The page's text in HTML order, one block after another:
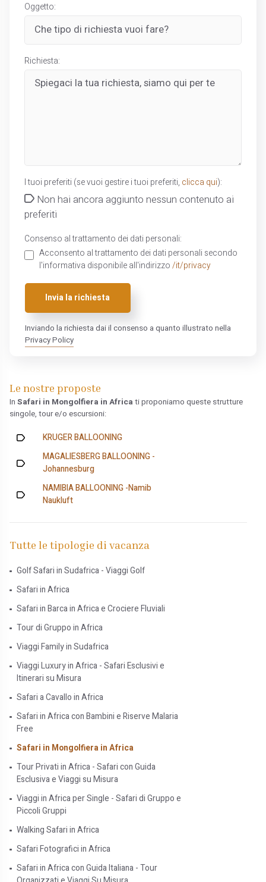
Oggetto:
Richiesta:
I tuoi preferiti (se vuoi gestire i tuoi preferiti, clicca qui):
Non hai ancora aggiunto nessun contenuto ai
preferiti
Consenso al trattamento dei dati personali:
Acconsento al trattamento dei dati personali secondo
l'informativa disponibile all'indirizzo /it/privacy
Invia la richiesta
Inviando la richiesta dai il consenso a quanto illustrato nella
Privacy Policy
Le nostre proposte
InSafari in Mongolfiera in Africati proponiamo queste strutture
singole, tour e/o escursioni:
KRUGER BALLOONING
MAGALIESBERG BALLOONING -
Johannesburg
NAMIBIA BALLOONING -Namib
Naukluft
Tutte le tipologie di vacanza
Golf Safari in Sudafrica - Viaggi Golf
Safari in Africa
Safari in Barca in Africa e Crociere Fluviali
Tour di Gruppo in Africa
Viaggi Family in Sudafrica
Viaggi Luxury in Africa - Safari Esclusivi e
Itinerari su Misura
Safari a Cavallo in Africa
Safari in Africa con Bambini e Riserve Malaria
Free
Safari in Mongolfiera in Africa
Tour Privati in Africa - Safari con Guida
Esclusiva e Viaggi su Misura
Viaggi in Africa per Single - Safari di Gruppo e
Piccoli Gruppi
Walking Safari in Africa
Safari Fotografici in Africa
Safari in Africa con Guida Italiana - Tour